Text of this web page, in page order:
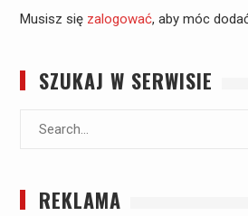
Musisz się zalogować, aby móc
SZUKAJ W SERWISIE
REKLAMA